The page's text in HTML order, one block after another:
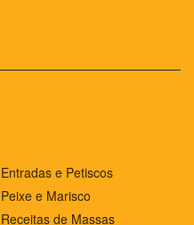
Entradas e Petiscos
Peixe e Marisco
Receitas de Massas